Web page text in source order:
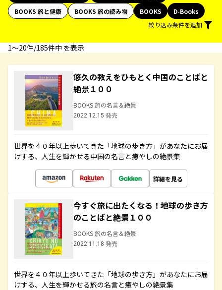
BOOKS 旅と健康
BOOKS 旅の読み物 BOOKS
D-Books
絞り込み条件を追加
1〜20件/185件中 を表示
悠久の教えをひもとく中国のことばと
絶景１００
BOOKS 旅の名言＆絶景
2022.12.15 発売
世界を４０年以上歩いてきた「地球の歩き方」があなたにお届
けする、人生を輝かせる中国の名言と癒やしの絶景集
詳細を見る
今すぐ旅に出たくなる！地球の歩き方
のことばと絶景１００
BOOKS 旅の名言＆絶景
2022.11.18 発売
世界を４０年以上歩いてきた「地球の歩き方」があなたにお届
けする、人生を輝かせる旅の名言と癒やしの絶景集